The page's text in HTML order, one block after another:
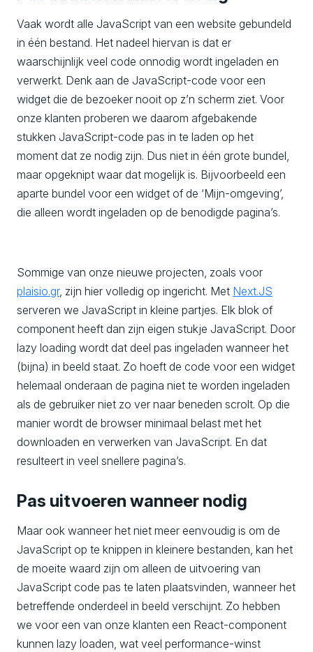
Vaak wordt alle JavaScript van een website gebundeld
in één bestand. Het nadeel hiervan is dat er
waarschijnlijk veel code onnodig wordt ingeladen en
verwerkt. Denk aan de JavaScript-code voor een
widget die de bezoeker nooit op z’n scherm ziet. Voor
onze klanten proberen we daarom afgebakende
stukken JavaScript-code pas in te laden op het
moment dat ze nodig zijn. Dus niet in één grote bundel,
maar opgeknipt waar dat mogelijk is. Bijvoorbeeld een
aparte bundel voor een widget of de ‘Mijn-omgeving’,
die alleen wordt ingeladen op de benodigde pagina’s.
Sommige van onze nieuwe projecten, zoals voor
plaisio.gr, zijn hier volledig op ingericht. Met Next.JS
serveren we JavaScript in kleine partjes. Elk blok of
component heeft dan zijn eigen stukje JavaScript. Door
lazy loading wordt dat deel pas ingeladen wanneer het
(bijna) in beeld staat. Zo hoeft de code voor een widget
helemaal onderaan de pagina niet te worden ingeladen
als de gebruiker niet zo ver naar beneden scrolt. Op die
manier wordt de browser minimaal belast met het
downloaden en verwerken van JavaScript. En dat
resulteert in veel snellere pagina’s.
Pas uitvoeren wanneer nodig
Maar ook wanneer het niet meer eenvoudig is om de
JavaScript op te knippen in kleinere bestanden, kan het
de moeite waard zijn om alleen de uitvoering van
JavaScript code pas te laten plaatsvinden, wanneer het
betreffende onderdeel in beeld verschijnt. Zo hebben
we voor een van onze klanten een React-component
kunnen lazy loaden, wat veel performance-winst